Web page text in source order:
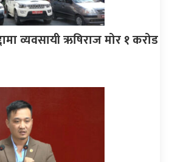
व्यवसायी ऋषिराज मोर १ करोड